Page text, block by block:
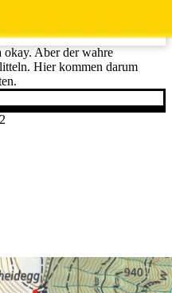
okay. Aber der wahre
Hier kommen darum